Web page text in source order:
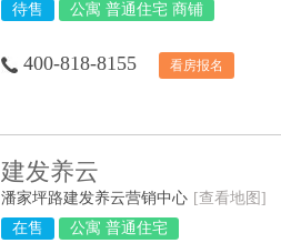
待售
公寓 普通住宅 商铺
400-818-8155 看房报名
建发养云
潘家坪路建发养云营销中心 [查看地图]
在售
公寓 普通住宅